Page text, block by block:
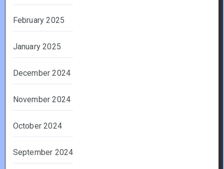
February 2025
January 2025
December 2024
November 2024
October 2024
September 2024